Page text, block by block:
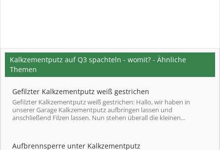
Kalkzementputz auf Q3 spachteln - womit? - Ähnliche
Themen
Gefilzter Kalkzementputz weiß gestrichen
Gefilzter Kalkzementputz weiß gestrichen: Hallo, wir haben in
unserer Garage Kalkzementputz aufbringen lassen und
anschließend Filzen lassen. Nun stehen überall die kleinen...
Aufbrennsperre unter Kalkzementputz